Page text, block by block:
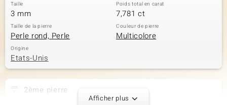
Taille
3 mm
Poids total en carat
7,781 ct
Taille de la pierre
Perle rond, Perle
Couleur de pierre
Multicolore
Origine
Etats-Unis
2ème pierre
Taille
Afficher plus